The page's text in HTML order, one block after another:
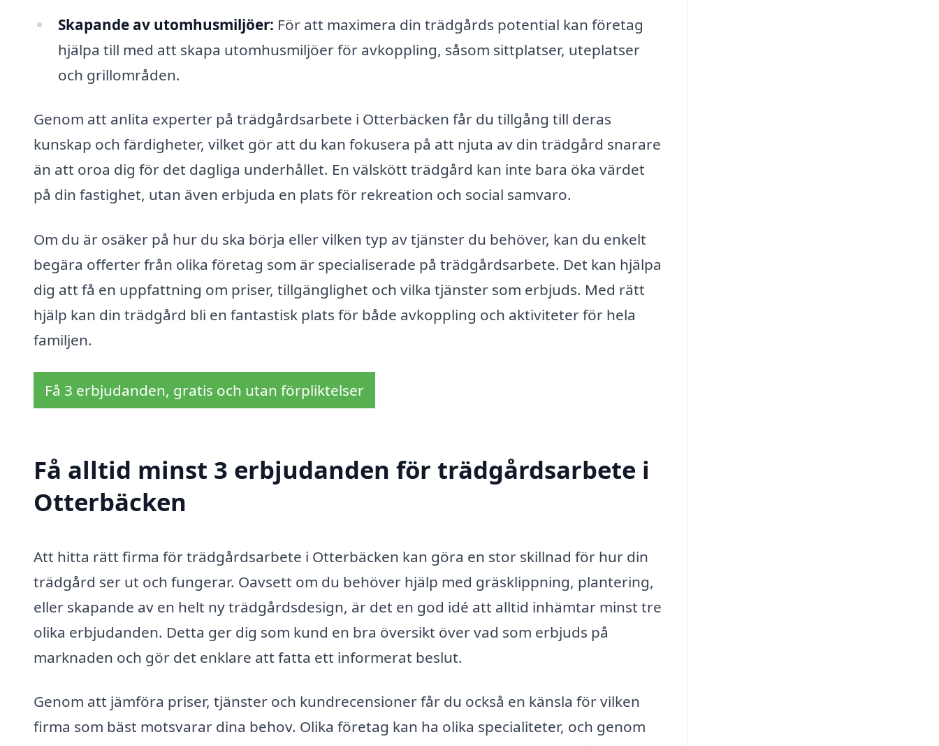
Skapande av utomhusmiljöer: För att maximera din trädgårds potential kan företag
hjälpa till med att skapa utomhusmiljöer för avkoppling, såsom sittplatser, uteplatser
och grillområden.
Genom att anlita experter på trädgårdsarbete i Otterbäcken får du tillgång till deras
kunskap och färdigheter, vilket gör att du kan fokusera på att njuta av din trädgård snarare
än att oroa dig för det dagliga underhållet. En välskött trädgård kan inte bara öka värdet
på din fastighet, utan även erbjuda en plats för rekreation och social samvaro.
Om du är osäker på hur du ska börja eller vilken typ av tjänster du behöver, kan du enkelt
begära offerter från olika företag som är specialiserade på trädgårdsarbete. Det kan hjälpa
dig att få en uppfattning om priser, tillgänglighet och vilka tjänster som erbjuds. Med rätt
hjälp kan din trädgård bli en fantastisk plats för både avkoppling och aktiviteter för hela
familjen.
Få 3 erbjudanden, gratis och utan förpliktelser
Få alltid minst 3 erbjudanden för trädgårdsarbete i
Otterbäcken
Att hitta rätt firma för trädgårdsarbete i Otterbäcken kan göra en stor skillnad för hur din
trädgård ser ut och fungerar. Oavsett om du behöver hjälp med gräsklippning, plantering,
eller skapande av en helt ny trädgårdsdesign, är det en god idé att alltid inhämtar minst tre
olika erbjudanden. Detta ger dig som kund en bra översikt över vad som erbjuds på
marknaden och gör det enklare att fatta ett informerat beslut.
Genom att jämföra priser, tjänster och kundrecensioner får du också en känsla för vilken
firma som bäst motsvarar dina behov. Olika företag kan ha olika specialiteter, och genom